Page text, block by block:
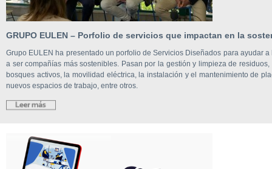
GRUPO EULEN – Porfolio de servicios que impactan en la
Grupo EULEN ha presentado un porfolio de Servicios Diseñados para ayudar
a ser compañías más sostenibles. Pasan por la gestión y limpieza de
bosques activos, la movilidad eléctrica, la instalación y el mantenimiento de
nuevos espacios de trabajo, entre otros.